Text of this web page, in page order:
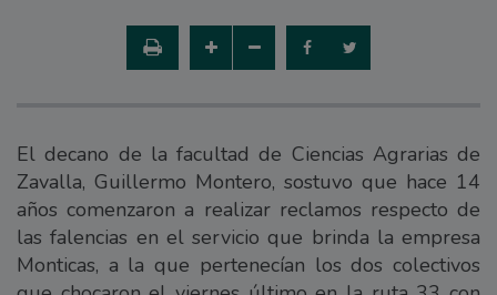
El decano de la facultad de Ciencias Agrarias de
Zavalla, Guillermo Montero, sostuvo que hace 14
años comenzaron a realizar reclamos respecto de
las falencias en el servicio que brinda la empresa
Monticas, a la que pertenecían los dos colectivos